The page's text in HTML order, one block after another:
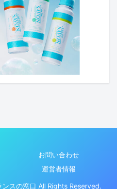
お問い合わせ
運営者情報
スの窓口 All Rights Reserved.